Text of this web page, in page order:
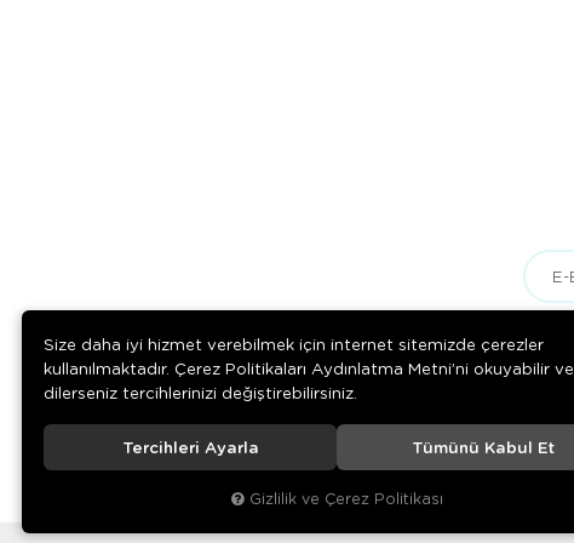
Size daha iyi hizmet verebilmek için internet sitemizde çerezler
kullanılmaktadır. Çerez Politikaları Aydınlatma Metni’ni okuyabilir ve
dilerseniz tercihlerinizi değiştirebilirsiniz.
Tercihleri Ayarla Tümünü Kabul Et
Gizlilik ve Çerez Politikası